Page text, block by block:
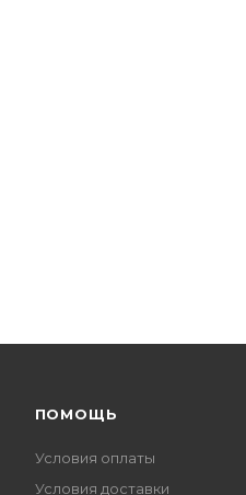
ПОМОЩЬ
Условия оплаты
Условия доставки